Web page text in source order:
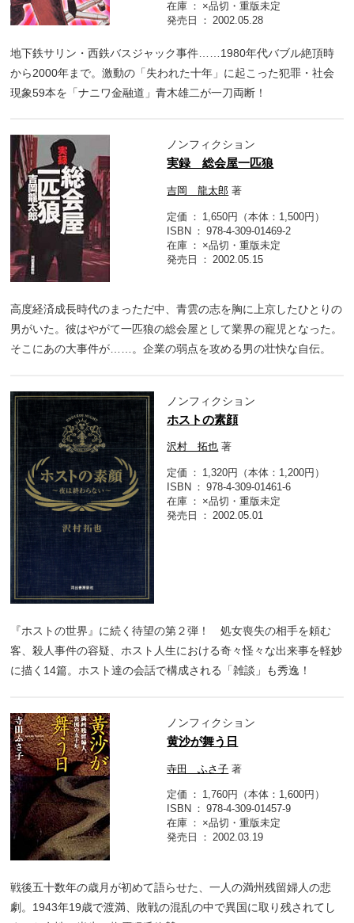
在庫
×品切・重版未定
発売日
2002.05.28
地下鉄サリン・西鉄バスジャック事件……1980年代バブル絶頂時
から2000年まで。激動の「失われた十年」に起こった犯罪・社会
現象59本を「ナニワ金融道」青木雄二が一刀両断！
ノンフィクション
実録 総会屋一匹狼
吉岡 龍太郎 著
定価
1,650円（本体：1,500円）
ISBN
978-4-309-01469-2
在庫
×品切・重版未定
発売日
2002.05.15
高度経済成長時代のまっただ中、青雲の志を胸に上京したひとりの
男がいた。彼はやがて一匹狼の総会屋として業界の寵児となった。
そこにあの大事件が……。企業の弱点を攻める男の壮快な自伝。
ノンフィクション
ホストの素顔
沢村 拓也 著
定価
1,320円（本体：1,200円）
ISBN
978-4-309-01461-6
在庫
×品切・重版未定
発売日
2002.05.01
『ホストの世界』に続く待望の第２弾！ 処女喪失の相手を頼む
客、殺人事件の容疑、ホスト人生における奇々怪々な出来事を軽妙
に描く14篇。ホスト達の会話で構成される「雑談」も秀逸！
ノンフィクション
黄沙が舞う日
寺田 ふさ子 著
定価
1,760円（本体：1,600円）
ISBN
978-4-309-01457-9
在庫
×品切・重版未定
発売日
2002.03.19
戦後五十数年の歳月が初めて語らせた、一人の満州残留婦人の悲
劇。1943年19歳で渡満、敗戦の混乱の中で異国に取り残されてし